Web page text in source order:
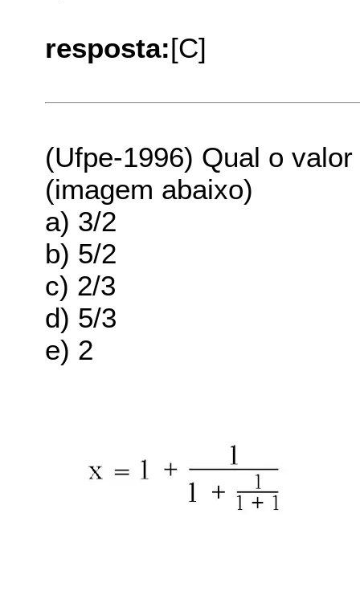
resposta:[C]
(Ufpe-1996) Qual o
(imagem abaixo)
a) 3/2
b) 5/2
c) 2/3
d) 5/3
e) 2